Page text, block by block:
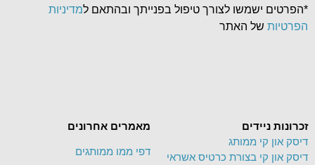
מאמרים אחרונים
דפי ממו ממותגים
זכרונות ניידים
דיסק און קי ממותג
דיסק און קי בצורת כרטיס אשראי
*הפרטים ישמשו לצורך טיפול בפנייתך ובהתאם למדיניות
הפרטיות של האתר